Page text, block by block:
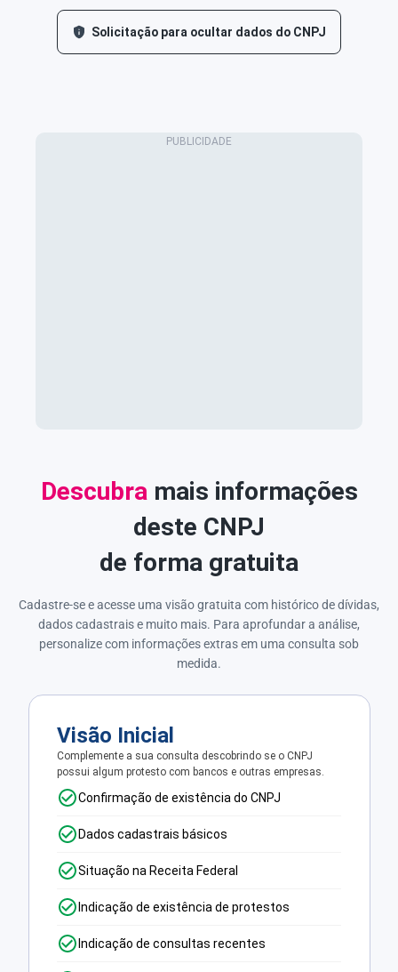
Solicitação para ocultar dados do CNPJ
Descubra mais informações
deste CNPJ
de forma gratuita
Cadastre-se e acesse uma visão gratuita com histórico de dívidas,
dados cadastrais e muito mais. Para aprofundar a análise,
personalize com informações extras em uma consulta sob
medida.
Visão Inicial
Complemente a sua consulta descobrindo se o CNPJ
possui algum protesto com bancos e outras empresas.
Confirmação de existência do CNPJ
Dados cadastrais básicos
Situação na Receita Federal
Indicação de existência de protestos
Indicação de consultas recentes